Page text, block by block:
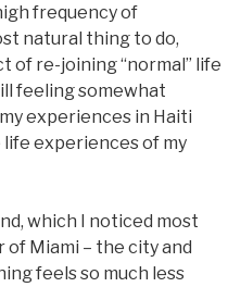
frequency of
natural thing to do,
of re-joining “normal” life
feeling somewhat
experiences in Haiti
experiences of my
which I noticed most
of Miami – the city and
feels so much less